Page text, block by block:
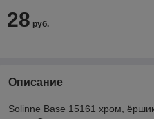
28 руб.
Описание
Solinne Base 15161 хром,